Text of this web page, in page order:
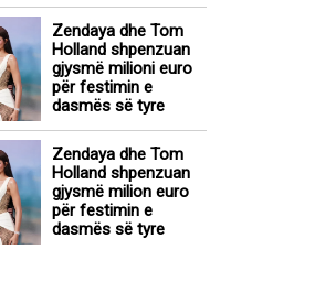
Zendaya dhe Tom
Holland shpenzuan
gjysmë milioni euro
për festimin e
dasmës së tyre
Zendaya dhe Tom
Holland shpenzuan
gjysmë milion euro
për festimin e
dasmës së tyre